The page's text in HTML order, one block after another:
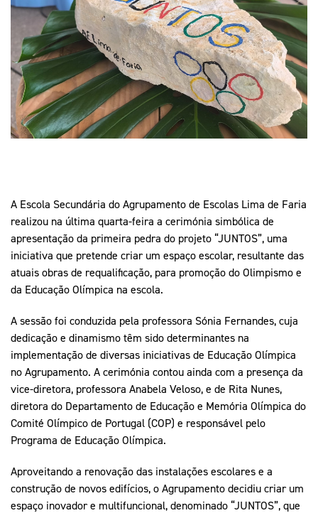
Marketing
Documentos
Contactos
Mais Desporto
Equipa Portugal
Educação
Equipa Portugal
Arquivo Histórico
Educação Olímpica
Equipa Portugal
A Escola Secundária do Agrupamento de Escolas Lima de Faria
realizou na última quarta-feira a cerimónia simbólica de
apresentação da primeira pedra do projeto “JUNTOS”, uma
iniciativa que pretende criar um espaço escolar, resultante das
atuais obras de requalificação, para promoção do Olimpismo e
da Educação Olímpica na escola.
A sessão foi conduzida pela professora Sónia Fernandes, cuja
dedicação e dinamismo têm sido determinantes na
implementação de diversas iniciativas de Educação Olímpica
no Agrupamento. A cerimónia contou ainda com a presença da
vice-diretora, professora Anabela Veloso, e de Rita Nunes,
diretora do Departamento de Educação e Memória Olímpica do
Comité Olímpico de Portugal (COP) e responsável pelo
Programa de Educação Olímpica.
Aproveitando a renovação das instalações escolares e a
construção de novos edifícios, o Agrupamento decidiu criar um
espaço inovador e multifuncional, denominado “JUNTOS”, que